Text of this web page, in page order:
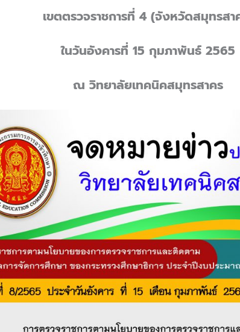
เขตตรวจราชการที่ 4 (จังหวัดสมุทรสา
ในวันอังคารที่ 15 กุมภาพันธ์ 2565
ณ วิทยาลัยเทคนิคสมุทรสาคร